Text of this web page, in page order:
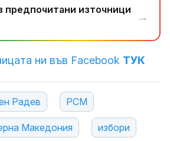
предпочитани източници
→
ни във Facebook ТУК
Радев РСМ
Македония избори